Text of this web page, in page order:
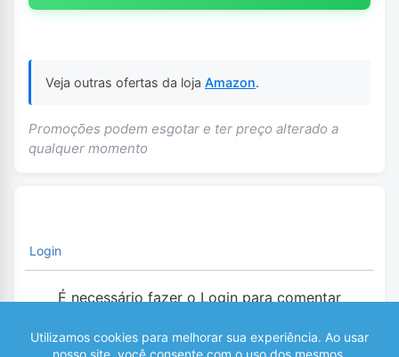
Veja outras ofertas da loja Amazon.
Promoções podem esgotar e ter preço alterado a
qualquer momento
Login
É necessário fazer o Login para comentar
0 COMENTÁRIOS